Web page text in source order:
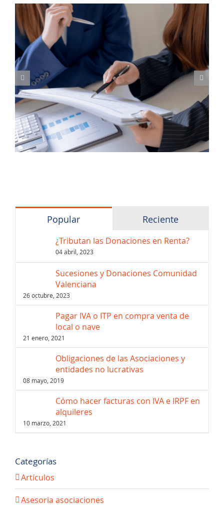
Popular Reciente
¿Tributan las Donaciones en Renta?
04 abril, 2023
Sucesiones y Donaciones Comunidad
Valenciana
26 octubre, 2023
Pagar IVA o ITP en compra venta de
local o nave
21 enero, 2021
Obligaciones de las Asociaciones y
entidades no lucrativas
08 mayo, 2019
Cómo hacer facturas con IVA e IRPF en
alquileres
10 marzo, 2021
Categorías
Artículos
Asesoria asociaciones